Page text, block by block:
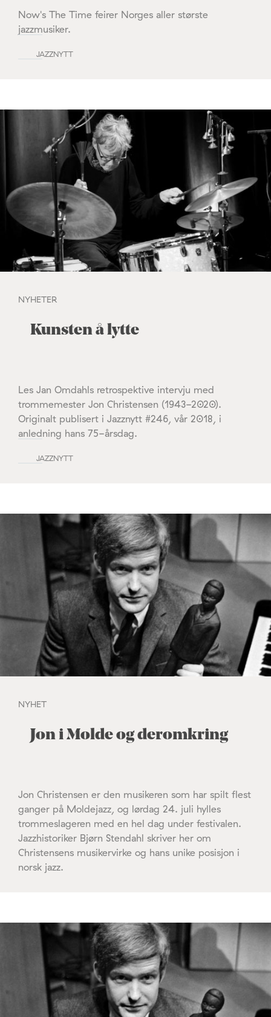
Now's The Time feirer Norges aller største
jazzmusiker.
JAZZNYTT
NYHETER
Kunsten å lytte
Les Jan Omdahls retrospektive intervju med
trommemester Jon Christensen (1943-2020).
Originalt publisert i Jazznytt #246, vår 2018, i
anledning hans 75-årsdag.
JAZZNYTT
NYHET
Jon i Molde og deromkring
Jon Christensen er den musikeren som har spilt flest
ganger på Moldejazz, og lørdag 24. juli hylles
trommeslageren med en hel dag under festivalen.
Jazzhistoriker Bjørn Stendahl skriver her om
Christensens musikervirke og hans unike posisjon i
norsk jazz.